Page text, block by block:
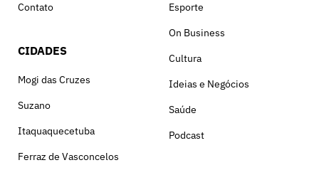
Contato
CIDADES
Mogi das Cruzes
Suzano
Itaquaquecetuba
Ferraz de Vasconcelos
Esporte
On Business
Cultura
Ideias e Negócios
Saúde
Podcast